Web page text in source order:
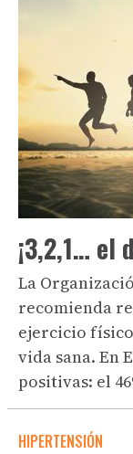
¡3,2,1… el
La
recomienda
ejercicio
vida sana. En
positivas: el
HIPERTENSIÓN